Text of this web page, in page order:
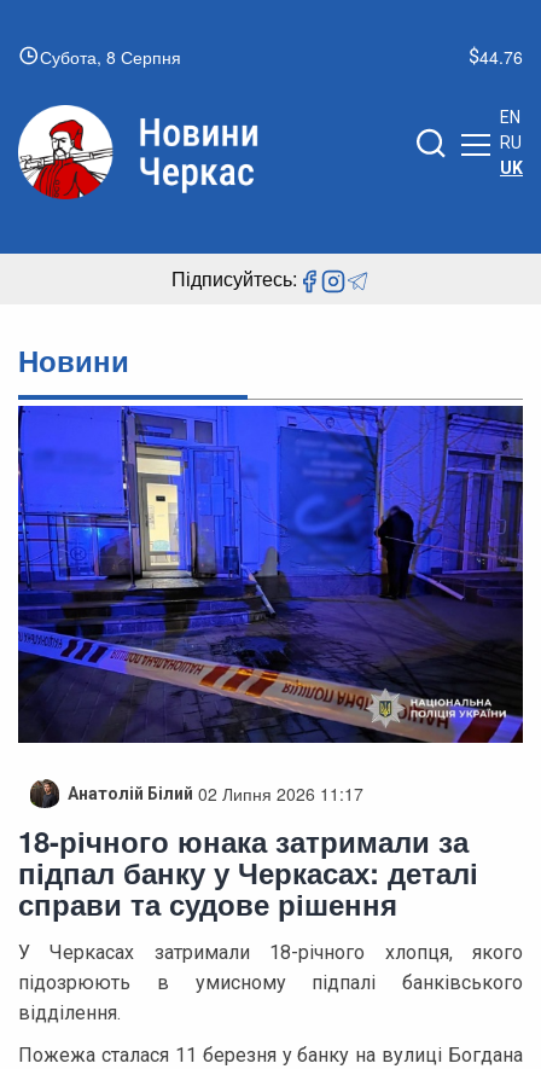
Субота, 8 Серпня 44.76
EN
RU
UK
Підписуйтесь:
Новини
Анатолій Білий 02 Липня 2026 11:17
18-річного юнака затримали за
підпал банку у Черкасах: деталі
справи та судове рішення
У Черкасах затримали 18-річного хлопця, якого
підозрюють в умисному підпалі банківського
відділення.
Пожежа сталася 11 березня у банку на вулиці Богдана